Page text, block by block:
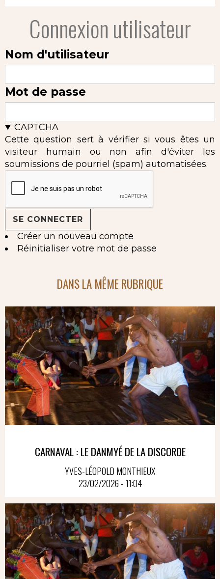
Connexion utilisateur
Nom d'utilisateur
Mot de passe
CAPTCHA
Cette question sert à vérifier si vous êtes un
visiteur humain ou non afin d'éviter les
soumissions de pourriel (spam) automatisées.
Créer un nouveau compte
Réinitialiser votre mot de passe
DANS LA MÊME RUBRIQUE
CARNAVAL : LE DANMYÉ DE LA DISCORDE
YVES-LÉOPOLD MONTHIEUX
23/02/2026 - 11:04